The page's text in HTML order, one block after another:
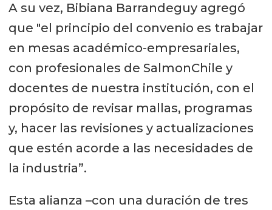
A su vez, Bibiana Barrandeguy agregó
que "el principio del convenio es trabajar
en mesas académico-empresariales,
con profesionales de SalmonChile y
docentes de nuestra institución, con el
propósito de revisar mallas, programas
y, hacer las revisiones y actualizaciones
que estén acorde a las necesidades de
la industria”.
Esta alianza –con una duración de tres